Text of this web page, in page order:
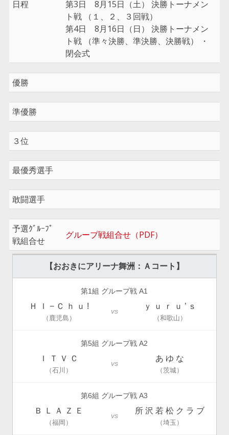
日程
第3日 8月15日（土） 決勝トーナメン
ト戦 （１、２、３回戦）
第4日 8月16日（日） 決勝トーナメン
ト戦 （準々決勝、準決勝、決勝戦） ・
閉会式
優勝
準優勝
３位
最優秀選手
敢闘選手
予選ｸﾞﾙｰﾌﾟ
戦組合せ
グループ戦組合せ（PDF）
【おおきにアリーナ舞洲：Ａコート】
第1組 グループ戦 A1
Ｈ Ｉ − Ｃ ｈ ｕ !
（鹿児島）
vs
ｙ ｕ ｒ ｕ ’ ｓ
（和歌山）
第5組 グループ戦 A2
Ｉ Ｔ Ｖ Ｃ
（石川）
vs
あ ゆ な
（茨城）
第6組 グループ戦 A3
Ｂ Ｌ Ａ Ｚ Ｅ
（福岡）
vs
所 沢 若 松 ク ラ ブ
（埼玉）